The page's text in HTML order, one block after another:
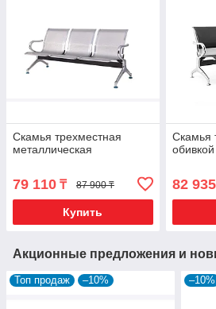
Скамья трехместная
металлическая
79 110 ₸ 87 900 ₸
Купить
Скамья
обивкой
82 935
Акционные предложения и
Топ продаж –10% –10%